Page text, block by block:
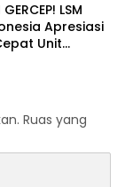
LSM
Apresiasi
Unit
Kecelakaan
Ruas yang